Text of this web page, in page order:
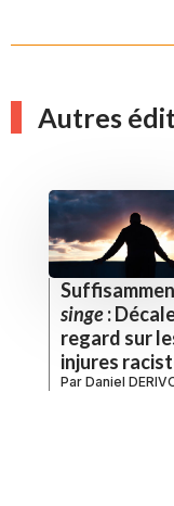
Autres
singe:
regard sur
injures
Par Daniel